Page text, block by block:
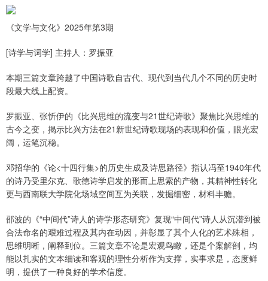
《文学与文化》2025年第3期
[诗学与词学] 主持人：罗振亚
本期三篇文章跨越了中国诗歌自古代、现代到当代几个不同的历史时
段最大线上配资。
罗振亚、张忻伊的《比兴思维的流变与21世纪诗歌》聚焦比兴思维的
古今之变，揭示比兴方法在21新世纪诗歌现场的表现和价值，眼光宏
阔，运笔沉稳。
邓招华的《论<十四行集>的历史生成及诗思路径》指认冯至1940年代
的诗乃受里尔克、歌德诗学启发的形而上思索的产物，其精神性转化
更与西南联大学院化场域空间互为关联，发掘细密，材料丰赡。
邵波的《“中间代”诗人的诗学形态研究》复现“中间代”诗人从沉潜到被
合法命名的艰难过程及其内在动因，并彰显了其个人化的艺术殊相，
思维明晰，阐释到位。三篇文章不论是宏观鸟瞰，还是个案解剖，均
能以扎实的文本细读和客观的理性分析作为支撑，实事求是，态度鲜
明，提供了一种良好的学术信度。